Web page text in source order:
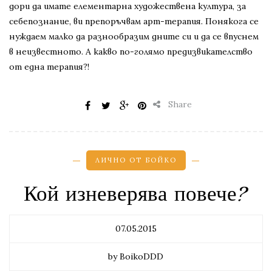
дори да имате елементарна художествена култура, за
себепознание, ви препоръчвам арт-терапия. Понякога се
нуждаем малко да разнообразим дните си и да се впуснем
в неизвестното. А какво по-голямо предизвикателство
от една терапия?!
Share
ЛИЧНО ОТ БОЙКО
Кой изневерява повече?
07.05.2015
by BoikoDDD